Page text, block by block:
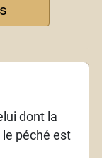
dont la
péché est